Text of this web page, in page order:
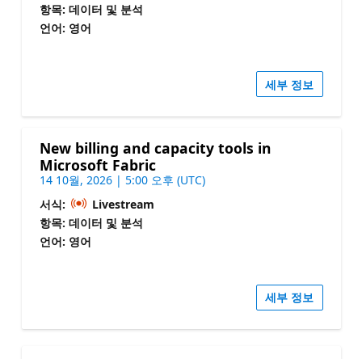
항목: 데이터 및 분석
언어: 영어
세부 정보
New billing and capacity tools in
Microsoft Fabric
14 10월, 2026 | 5:00 오후 (UTC)
서식:
Livestream
항목: 데이터 및 분석
언어: 영어
세부 정보